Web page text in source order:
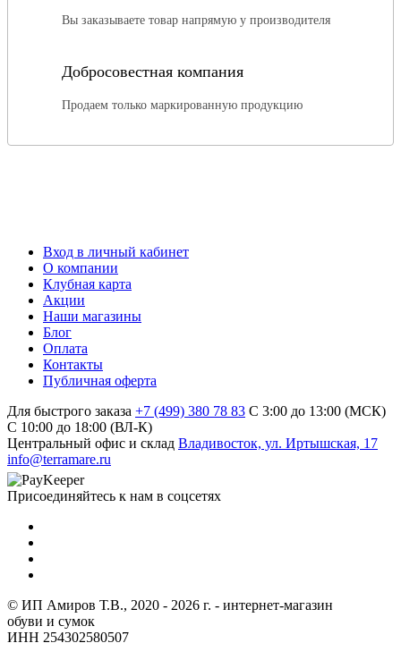
Вы заказываете товар напрямую у производителя
Добросовестная компания
Продаем только маркированную продукцию
Вход в личный кабинет
О компании
Клубная карта
Акции
Наши магазины
Блог
Оплата
Контакты
Публичная оферта
Для быстрого заказа +7 (499) 380 78 83 С 3:00 до 13:00 (МСК)
C 10:00 до 18:00 (ВЛ-К)
Центральный офис и склад Владивосток, ул. Иртышская, 17
info@terramare.ru
Присоединяйтесь к нам в соцсетях
© ИП Амиров Т.В., 2020 - 2026 г. - интернет-магазин
обуви и сумок
ИНН 254302580507